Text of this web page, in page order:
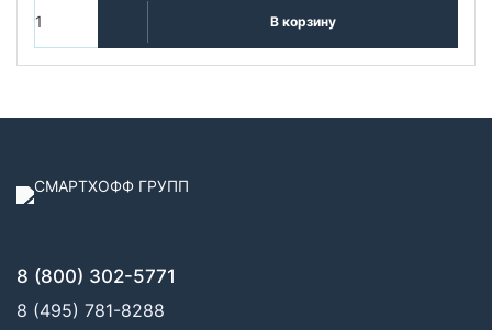
В корзину
8 (800) 302-5771
8 (495) 781-8288